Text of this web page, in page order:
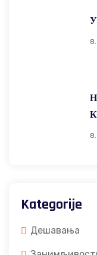
Kategorije
Дешавања